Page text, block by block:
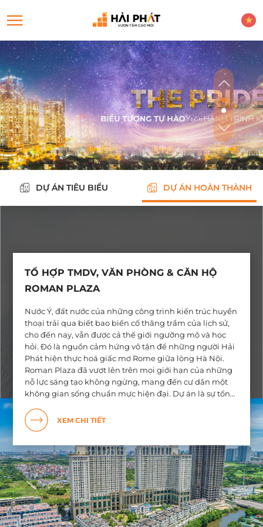
DỰ ÁN TIÊU BIỂU DỰ ÁN HOÀN THÀNH
TỔ HỢP TMDV, VĂN PHÒNG & CĂN HỘ
ROMAN PLAZA
Nước Ý, đất nước của những công trình kiến trúc huyền
thoại trải qua biết bao biến cố thăng trầm của lịch sử,
cho đến nay, vẫn được cả thế giới ngưỡng mộ và học
hỏi. Đó là nguồn cảm hứng vô tận để những người Hải
Phát hiện thực hoá giấc mơ Rome giữa lòng Hà Nội.
Roman Plaza đã vượt lên trên mọi giới hạn của những
nỗ lực sáng tạo không ngừng, mang đến cư dân một
không gian sống chuẩn mực hiện đại. Dự án là sự tổng
không gian thiên nhiên thanh bình, khoáng đạt. Năm
2019, Roman Plaza vinh dự nhận giải thưởng Ứng dụng
đồng thời được vinh danh là dự án khu đô thị và nhà ở
tiềm năng nhất Thủ Đô.
XEM CHI TIẾT